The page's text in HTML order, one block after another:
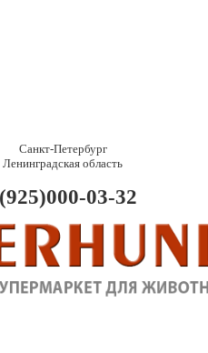
Санкт-Петербург
Ленинградская область
03-32